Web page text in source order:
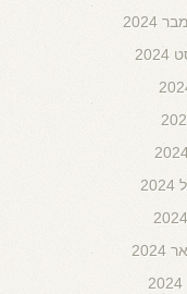
2024